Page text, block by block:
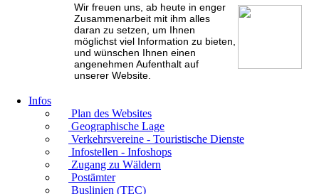
Wir freuen uns, ab heute in enger
Zusammenarbeit mit ihm alles
daran zu setzen, um Ihnen
möglichst viel Information zu bieten,
und wünschen Ihnen einen
angenehmen Aufenthalt auf
unserer Website.
Infos
Plan des Websites
Geographische Lage
Verkehrsvereine - Touristische Dienste
Infostellen - Infoshops
Zugang zu Wäldern
Postämter
Buslinien (TEC)